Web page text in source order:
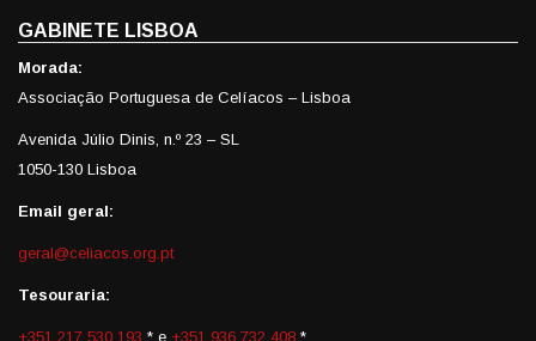
GABINETE LISBOA
Morada:
Associação Portuguesa de Celíacos – Lisboa
Avenida Júlio Dinis, n.º 23 – SL
1050-130 Lisboa
Email geral:
geral@celiacos.org.pt
Tesouraria:
+351 217 530 193 * e +351 936 732 408 *